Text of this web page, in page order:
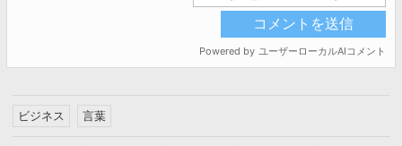
ビジネス 言葉